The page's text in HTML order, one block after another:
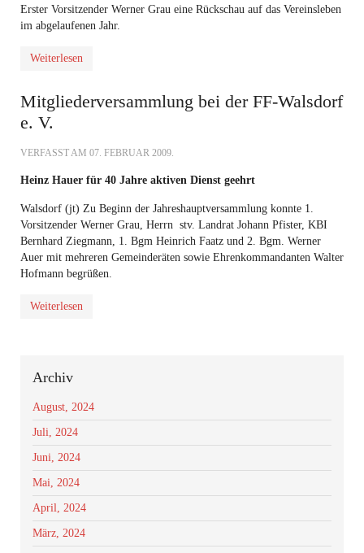
Erster Vorsitzender Werner Grau eine Rückschau auf das Vereinsleben
im abgelaufenen Jahr.
Weiterlesen
Mitgliederversammlung bei der FF-Walsdorf
e. V.
VERFASST AM 07. FEBRUAR 2009.
Heinz Hauer für 40 Jahre aktiven Dienst geehrt
Walsdorf (jt) Zu Beginn der Jahreshauptversammlung konnte 1.
Vorsitzender Werner Grau, Herrn stv. Landrat Johann Pfister, KBI
Bernhard Ziegmann, 1. Bgm Heinrich Faatz und 2. Bgm. Werner
Auer mit mehreren Gemeinderäten sowie Ehrenkommandanten Walter
Hofmann begrüßen.
Weiterlesen
Archiv
August, 2024
Juli, 2024
Juni, 2024
Mai, 2024
April, 2024
März, 2024